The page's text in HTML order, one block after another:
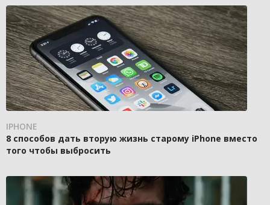
IPHONE
8 способов дать вторую жизнь старому iPhone вместо
того чтобы выбросить